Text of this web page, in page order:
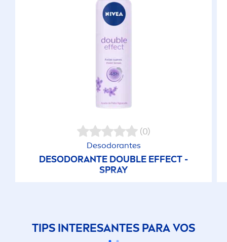
(0)
Desodorantes
DESODORANTE DOUBLE EFFECT -
SPRAY
TIPS INTERESANTES PARA VOS